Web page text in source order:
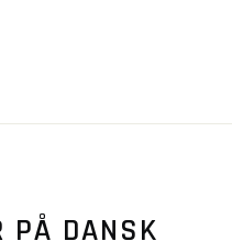
PÅ DANSK